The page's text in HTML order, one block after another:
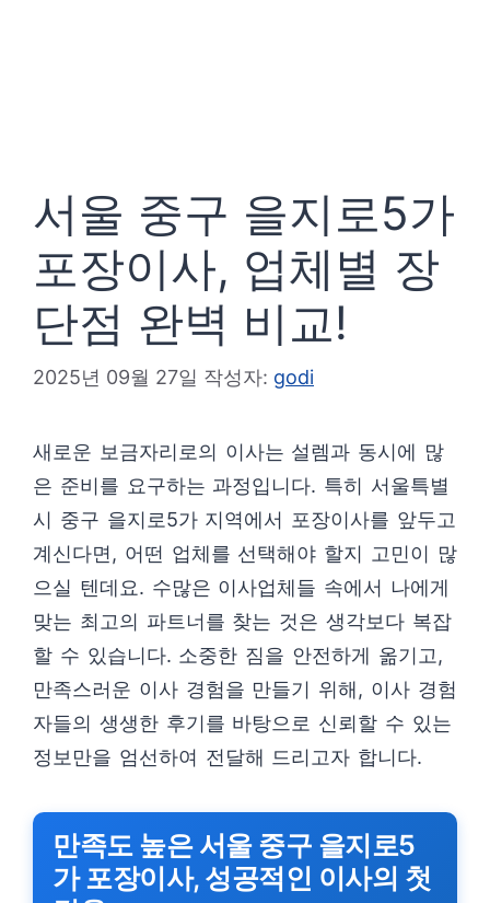
서울 중구 을지로5가
포장이사, 업체별 장
단점 완벽 비교!
2025년 09월 27일 작성자: godi
새로운 보금자리로의 이사는 설렘과 동시에 많
은 준비를 요구하는 과정입니다. 특히 서울특별
시 중구 을지로5가 지역에서 포장이사를 앞두고
계신다면, 어떤 업체를 선택해야 할지 고민이 많
으실 텐데요. 수많은 이사업체들 속에서 나에게
맞는 최고의 파트너를 찾는 것은 생각보다 복잡
할 수 있습니다. 소중한 짐을 안전하게 옮기고,
만족스러운 이사 경험을 만들기 위해, 이사 경험
자들의 생생한 후기를 바탕으로 신뢰할 수 있는
정보만을 엄선하여 전달해 드리고자 합니다.
만족도 높은 서울 중구 을지로5
가 포장이사, 성공적인 이사의 첫